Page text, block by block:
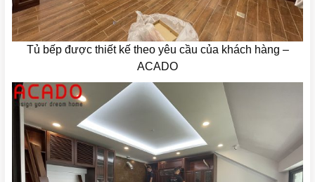
Tủ bếp được thiết kế theo yêu cầu của khách hàng –
ACADO